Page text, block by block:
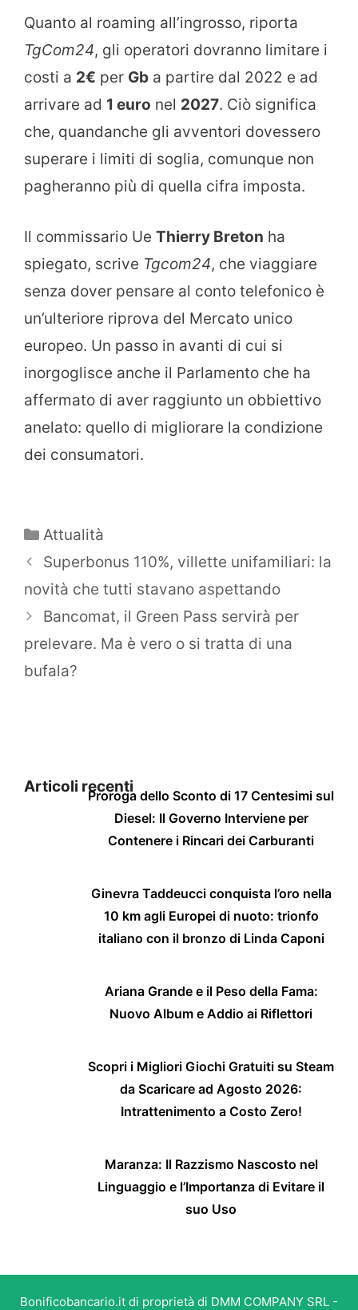
Quanto al roaming all’ingrosso, riporta
TgCom24, gli operatori dovranno limitare i
costi a 2€ per Gb a partire dal 2022 e ad
arrivare ad 1 euro nel 2027. Ciò significa
che, quandanche gli avventori dovessero
superare i limiti di soglia, comunque non
pagheranno più di quella cifra imposta.
Il commissario Ue Thierry Breton ha
spiegato, scrive Tgcom24, che viaggiare
senza dover pensare al conto telefonico è
un’ulteriore riprova del Mercato unico
europeo. Un passo in avanti di cui si
inorgoglisce anche il Parlamento che ha
affermato di aver raggiunto un obbiettivo
anelato: quello di migliorare la condizione
dei consumatori.
Categorie
Attualità
Superbonus 110%, villette unifamiliari: la
novità che tutti stavano aspettando
Bancomat, il Green Pass servirà per
prelevare. Ma è vero o si tratta di una
bufala?
Articoli recentiProroga dello Sconto di 17 Centesimi sul
Diesel: Il Governo Interviene per
Contenere i Rincari dei Carburanti
Ginevra Taddeucci conquista l’oro nella
10 km agli Europei di nuoto: trionfo
italiano con il bronzo di Linda Caponi
Ariana Grande e il Peso della Fama:
Nuovo Album e Addio ai Riflettori
Scopri i Migliori Giochi Gratuiti su Steam
da Scaricare ad Agosto 2026:
Intrattenimento a Costo Zero!
Maranza: Il Razzismo Nascosto nel
Linguaggio e l’Importanza di Evitare il
suo Uso
Bonificobancario.it di proprietà di DMM COMPANY SRL -